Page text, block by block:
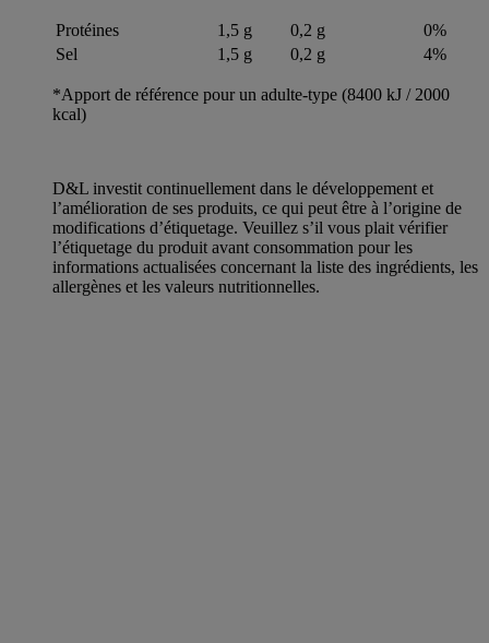
Protéines 1,5 g 0,2 g
0%
Sel
1,5 g 0,2 g 4%
*Apport de référence pour un adulte-type (8400 kJ / 2000
kcal)
D&L investit continuellement dans le développement et
l’amélioration de ses produits, ce qui peut être à l’origine de
modifications d’étiquetage. Veuillez s’il vous plait vérifier
l’étiquetage du produit avant consommation pour les
informations actualisées concernant la liste des ingrédients, les
allergènes et les valeurs nutritionnelles.